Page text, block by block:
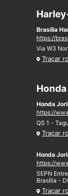
Brasília
https://
Via W3
Traçar
Honda
Honda
https://
QS 1 -
Traçar
Honda
https://
SEPN
Brasília -
Traçar